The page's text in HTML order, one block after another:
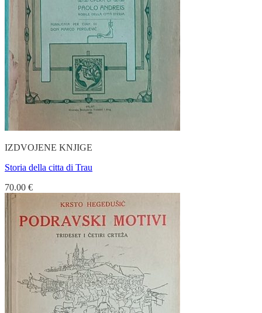
IZDVOJENE KNJIGE
Storia della citta di Trau
70.00 €